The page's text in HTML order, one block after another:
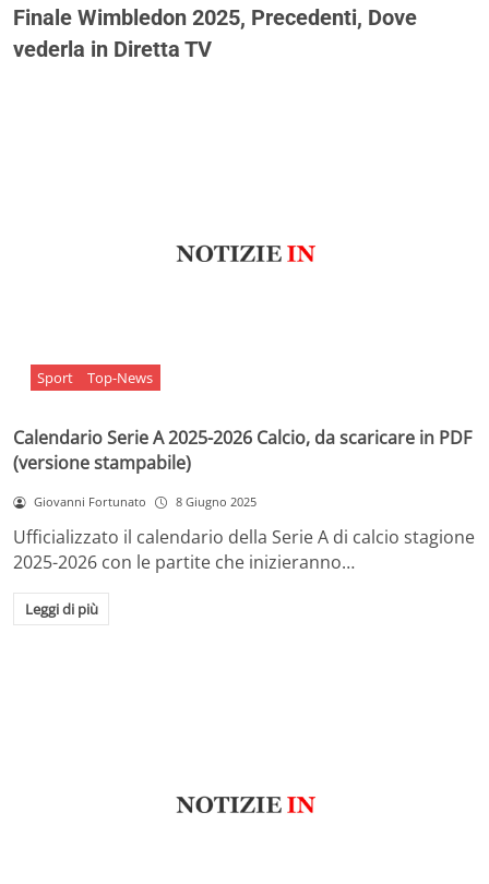
Finale Wimbledon 2025, Precedenti, Dove
vederla in Diretta TV
Sport Top-News
Calendario Serie A 2025-2026 Calcio, da scaricare in PDF
(versione stampabile)
Giovanni Fortunato 8 Giugno 2025
Ufficializzato il calendario della Serie A di calcio stagione
2025-2026 con le partite che inizieranno…
Leggi di più